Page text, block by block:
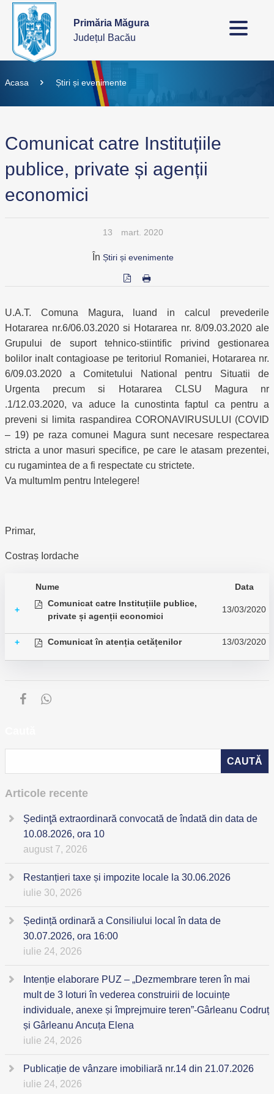
Primăria Măgura
Județul Bacău
Acasa Știri și evenimente
Comunicat catre Instituțiile
publice, private și agenții
economici
13 mart. 2020
În Știri și evenimente
U.A.T. Comuna Magura, luand in calcul prevederile
Hotararea nr.6/06.03.2020 si Hotararea nr. 8/09.03.2020 ale
Grupului de suport tehnico-stiintific privind gestionarea
bolilor inalt contagioase pe teritoriul Romaniei, Hotararea nr.
6/09.03.2020 a Comitetului National pentru Situatii de
Urgenta precum si Hotararea CLSU Magura nr
.1/12.03.2020, va aduce la cunostinta faptul ca pentru a
preveni si limita raspandirea CORONAVIRUSULUI (COVID
– 19) pe raza comunei Magura sunt necesare respectarea
stricta a unor masuri specifice, pe care le atasam prezentei,
cu rugamintea de a fi respectate cu strictete.
Va multumlm pentru lntelegere!
Primar,
Costraș Iordache
Nume Data
+
Comunicat catre Instituțiile publice,
private și agenții economici
13/03/2020
+ Comunicat în atenția cetățenilor 13/03/2020
Articole recente
Ședinţă extraordinară convocată de îndată din data de
10.08.2026, ora 10
august 7, 2026
Restanțieri taxe și impozite locale la 30.06.2026
iulie 30, 2026
Ședință ordinară a Consiliului local în data de
30.07.2026, ora 16:00
iulie 24, 2026
Intenție elaborare PUZ – „Dezmembrare teren în mai
mult de 3 loturi în vederea construirii de locuințe
individuale, anexe și împrejmuire teren”-Gârleanu Codruț
și Gârleanu Ancuța Elena
iulie 24, 2026
Publicație de vânzare imobiliară nr.14 din 21.07.2026
iulie 24, 2026